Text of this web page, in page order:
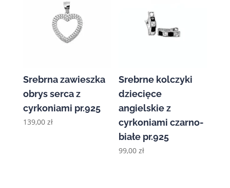
Srebrna zawieszka
obrys serca z
cyrkoniami pr.925
139,00 zł
Srebrne kolczyki
dziecięce
angielskie z
cyrkoniami czarno-
białe pr.925
99,00zł